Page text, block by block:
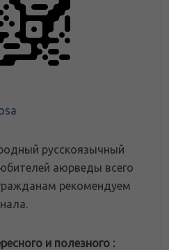
русскоязычный
аюрведы всего
рекомендуем
и полезного :